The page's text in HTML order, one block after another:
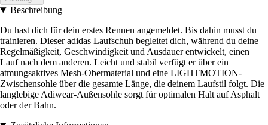
Beschreibung
Du hast dich für dein erstes Rennen angemeldet. Bis dahin musst du
trainieren. Dieser adidas Laufschuh begleitet dich, während du deine
Regelmäßigkeit, Geschwindigkeit und Ausdauer entwickelt, einen
Lauf nach dem anderen. Leicht und stabil verfügt er über ein
atmungsaktives Mesh-Obermaterial und eine LIGHTMOTION-
Zwischensohle über die gesamte Länge, die deinem Laufstil folgt. Die
langlebige Adiwear-Außensohle sorgt für optimalen Halt auf Asphalt
oder der Bahn.